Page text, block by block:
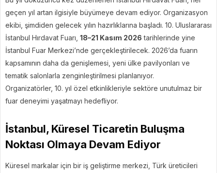
geçen yıl artan ilgisiyle büyümeye devam ediyor. Organizasyon
ekibi, şimdiden gelecek yılın hazırlıklarına başladı. 10. Uluslararası
İstanbul Hırdavat Fuarı, 18–21 Kasım 2026 tarihlerinde yine
İstanbul Fuar Merkezi’nde gerçekleştirilecek. 2026’da fuarın
kapsamının daha da genişlemesi, yeni ülke pavilyonları ve
tematik salonlarla zenginleştirilmesi planlanıyor.
Organizatörler, 10. yıl özel etkinlikleriyle sektöre unutulmaz bir
fuar deneyimi yaşatmayı hedefliyor.
İstanbul, Küresel Ticaretin Buluşma
Noktası Olmaya Devam Ediyor
Küresel markalar için bir iş geliştirme merkezi, Türk üreticileri